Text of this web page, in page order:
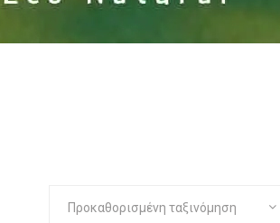
Προκαθορισμένη ταξινόμηση